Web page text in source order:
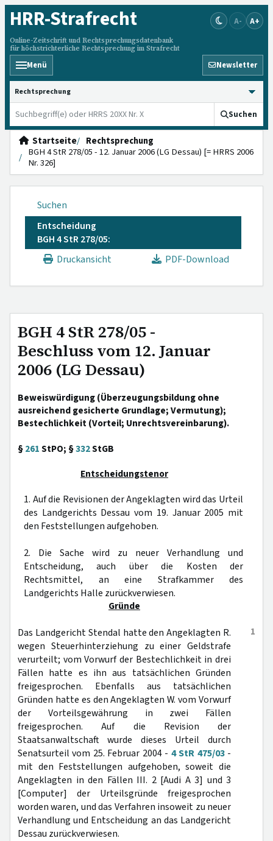
HRR-Strafrecht
Online-Zeitschrift und Rechtsprechungsdatenbank
für höchstrichterliche Rechtsprechung im Strafrecht
A- A+
Menü Newsletter
HRRS durchsuchen
Suchen
Startseite
Rechtsprechung
BGH 4 StR 278/05 - 12. Januar 2006 (LG Dessau) [= HRRS 2006
Nr. 326]
Suchen
Entscheidung
BGH 4 StR 278/05:
Druckansicht
PDF-Download
BGH 4 StR 278/05 -
Beschluss vom 12. Januar
2006 (LG Dessau)
Beweiswürdigung (Überzeugungsbildung ohne
ausreichend gesicherte Grundlage; Vermutung);
Bestechlichkeit (Vorteil; Unrechtsvereinbarung).
§261StPO; §332StGB
Entscheidungstenor
1. Auf die Revisionen der Angeklagten wird das Urteil
des Landgerichts Dessau vom 19. Januar 2005 mit
den Feststellungen aufgehoben.
2. Die Sache wird zu neuer Verhandlung und
Entscheidung, auch über die Kosten der
Rechtsmittel, an eine Strafkammer des
Landgerichts Halle zurückverwiesen.
Gründe
1
Das Landgericht Stendal hatte den Angeklagten R.
wegen Steuerhinterziehung zu einer Geldstrafe
verurteilt; vom Vorwurf der Bestechlichkeit in drei
Fällen hatte es ihn aus tatsächlichen Gründen
freigesprochen. Ebenfalls aus tatsächlichen
Gründen hatte es den Angeklagten W. vom Vorwurf
der Vorteilsgewährung in zwei Fällen
freigesprochen. Auf die Revision der
Staatsanwaltschaft wurde dieses Urteil durch
Senatsurteil vom 25. Februar 2004 - 4 StR 475/03-
mit den Feststellungen aufgehoben, soweit die
Angeklagten in den Fällen III. 2 [Audi A 3] und 3
[Computer] der Urteilsgründe freigesprochen
worden waren, und das Verfahren insoweit zu neuer
Verhandlung und Entscheidung an das Landgericht
Dessau zurückverwiesen.